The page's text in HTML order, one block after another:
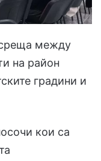
между
на район
градини и
кои са